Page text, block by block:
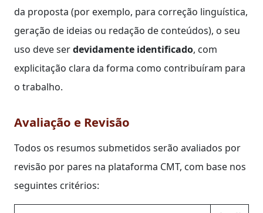
da proposta (por exemplo, para correção linguística,
geração de ideias ou redação de conteúdos), o seu
uso deve serdevidamente identificado, com
explicitação clara da forma como contribuíram para
o trabalho.
Avaliação e Revisão
Todos os resumos submetidos serão avaliados por
revisão por pares na plataforma CMT, com base nos
seguintes critérios: